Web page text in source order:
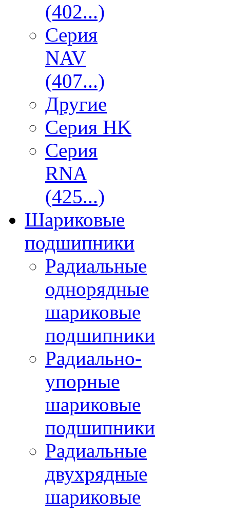
(402...)
Серия
NAV
(407...)
Другие
Серия HK
Серия
RNA
(425...)
Шариковые
подшипники
Радиальные
однорядные
шариковые
подшипники
Радиально-
упорные
шариковые
подшипники
Радиальные
двухрядные
шариковые